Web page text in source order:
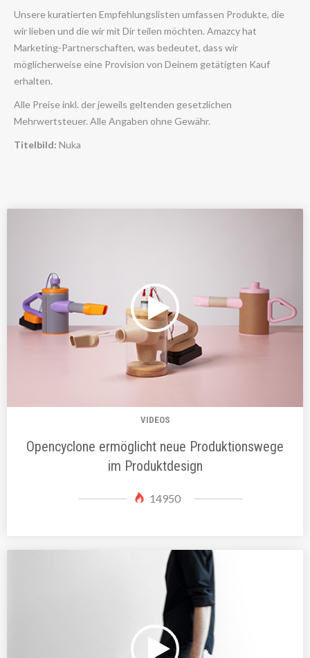
Unsere kuratierten Empfehlungslisten umfassen Produkte, die
wir lieben und die wir mit Dir teilen möchten. Amazcy hat
Marketing-Partnerschaften, was bedeutet, dass wir
möglicherweise eine Provision von Deinem getätigten Kauf
erhalten.
Alle Preise inkl. der jeweils geltenden gesetzlichen
Mehrwertsteuer. Alle Angaben ohne Gewähr.
Titelbild: Nuka
VIDEOS
Opencyclone ermöglicht neue Produktionswege
im Produktdesign
14950